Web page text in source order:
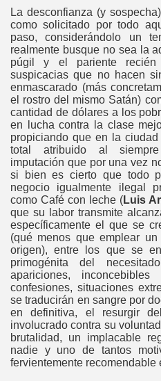
La desconfianza (y
como solicitado por todo
paso, considerándolo un
realmente busque no sea la
púgil y el pariente
suspicacias que no hacen
enmascarado (más
el rostro del mismo Satán)
cantidad de dólares a los
en lucha contra la clase
propiciando que en la
total atribuido al siempre
imputación que por una vez
si bien es cierto que todo
negocio igualmente ilegal
como Café con leche (Luis
que su labor transmite
específicamente el que se
(qué menos que emplear
origen), entre los que se
primogénita del
apariciones, inconcebibles
confesiones, situaciones
se traducirán en sangre por
en definitiva, el resurgir
involucrado contra su
brutalidad, un implacable
nadie y uno de tantos
fervientemente recomendable